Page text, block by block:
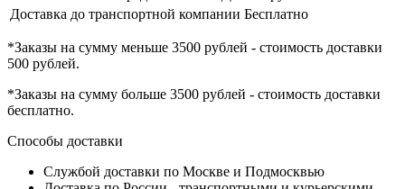
Доставка до транспортной компании Бесплатно
*Заказы на сумму меньше 3500 рублей - стоимость доставки
500 рублей.
*Заказы на сумму больше 3500 рублей - стоимость доставки
бесплатно.
Способы доставки
Службой доставки по Москве и Подмосквью